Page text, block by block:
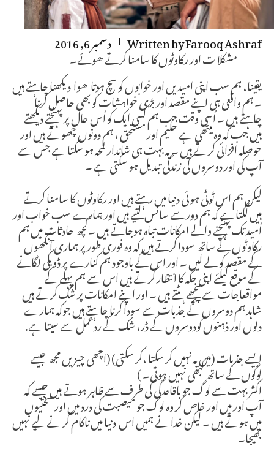
Written byFarooq Ashraf دسمبر 6, 2016
مشکلا ت اور رکاوٹوں کا سامنا کرتے ھوئے۔
یقینا، ہم سب اپنی امیدیں اور خوابوں کو سچ ہوتا ھوا دیکھنا چاہتے ہیں
۔ ہم واقعی ہی اپنے مقصد اور بڑی خواہشات کو بھی حاصل کرنا
چاہتے ہیں ۔ اُسی وقت جب ہم کسی ایک کو اُس حال پر پہنچتے دیکھتے
ہیں جب کہ وہ میٹھی ہے حلیم اور مستحق ، ہم دونوں چھوتے ہیں اور
حوصلہ افزائی کرتے ہیں ۔ یہ بہت ہی شاندار لمحہ ہو سکتا ہے جس سے
آپ کی اور دوسروں کی زندگی تبدیل ہو سکتی ہے ۔
لیکن ہم اس ٹوٹی ہو ئی دنیا میں رہتے ہیں اور رکاوٹوں کا سامنا کرتے
ہیں لگتا ہے کہ ہم دور سے سانس لتیے ہیں اور ہمارے سب خواب اور
اُمید تک پہنچنے والے امکانات تباہ ہوجاتے ہیں ۔کچھ حادثات میں ہم
رکاوٹوں کے ساتھ سودا کرتے ہیں کہ وہ فوری طور پر ہماری آنکھوں
کے مقصد کو لے لیں ۔ اور اس کے باوجود ہم کنارے پر ڈوبکی لگانے
کے موقع کیلئے اپنی جگہ کا انتظار کرتے ہیں اس سے ہم پہلے کے
مواقعاجات سے پیچھے ہٹتے ہیں ۔ اور اپنے امکانات پر شک کرتے ہیں
شاہد ہم دوسروں کے جذبات سے سودا کرنا چاہتے ہیں جوکہ ہمارے
دلوں اور ذہنوں کودوسروں کے ڈر، شک کے ردعمل سے سیتا ہے.
ایسے جذبات (میں یہ نہیں کر سکتا ،کر سکتی) (اچھی چیزیں مجھ جیسے
لوگوں کے ساتھ کبھی نہیں ہوتی۔ )
اکثر بہت سے لوگ جو باقاعدگی کی طرف سے ظاہر ہوتے ہیں جیسے کہ
آپ اور میں اور خاص کر وہ لوگ جو میصبت کی درد میں اور سختیوں
میں ہوتے ہیں ۔ لیکن خدا نے ہمیں اس دنیا میں ناکام کر نے لیے نہیں
بھیجا۔